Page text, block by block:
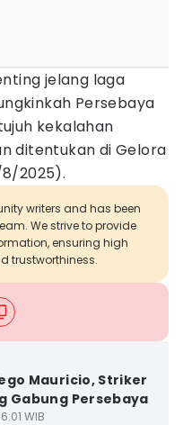
jelang laga
Persebaya
kekalahan
ditentukan di Gelora
2025).
writers and has been
We strive to provide
ensuring high
trustworthiness.
Mauricio, Striker
Gabung Persebaya
WIB